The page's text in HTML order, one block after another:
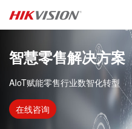
智慧零售解决方案
AIoT赋能零售行业数智化转型
在线咨询